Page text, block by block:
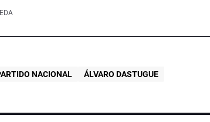
NACIONAL ÁLVARO DASTUGUE